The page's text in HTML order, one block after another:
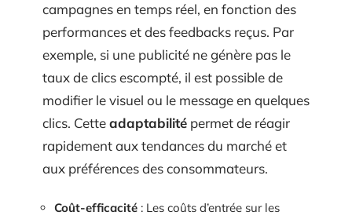
campagnes en temps réel, en fonction des
performances et des feedbacks reçus. Par
exemple, si une publicité ne génère pas le
taux de clics escompté, il est possible de
modifier le visuel ou le message en quelques
clics. Cetteadaptabilité permet de réagir
rapidement aux tendances du marché et
aux préférences des consommateurs.
Coût-efficacité : Les coûts d’entrée sur les